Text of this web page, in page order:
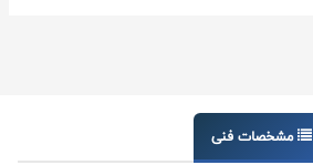
مشخصات فنی